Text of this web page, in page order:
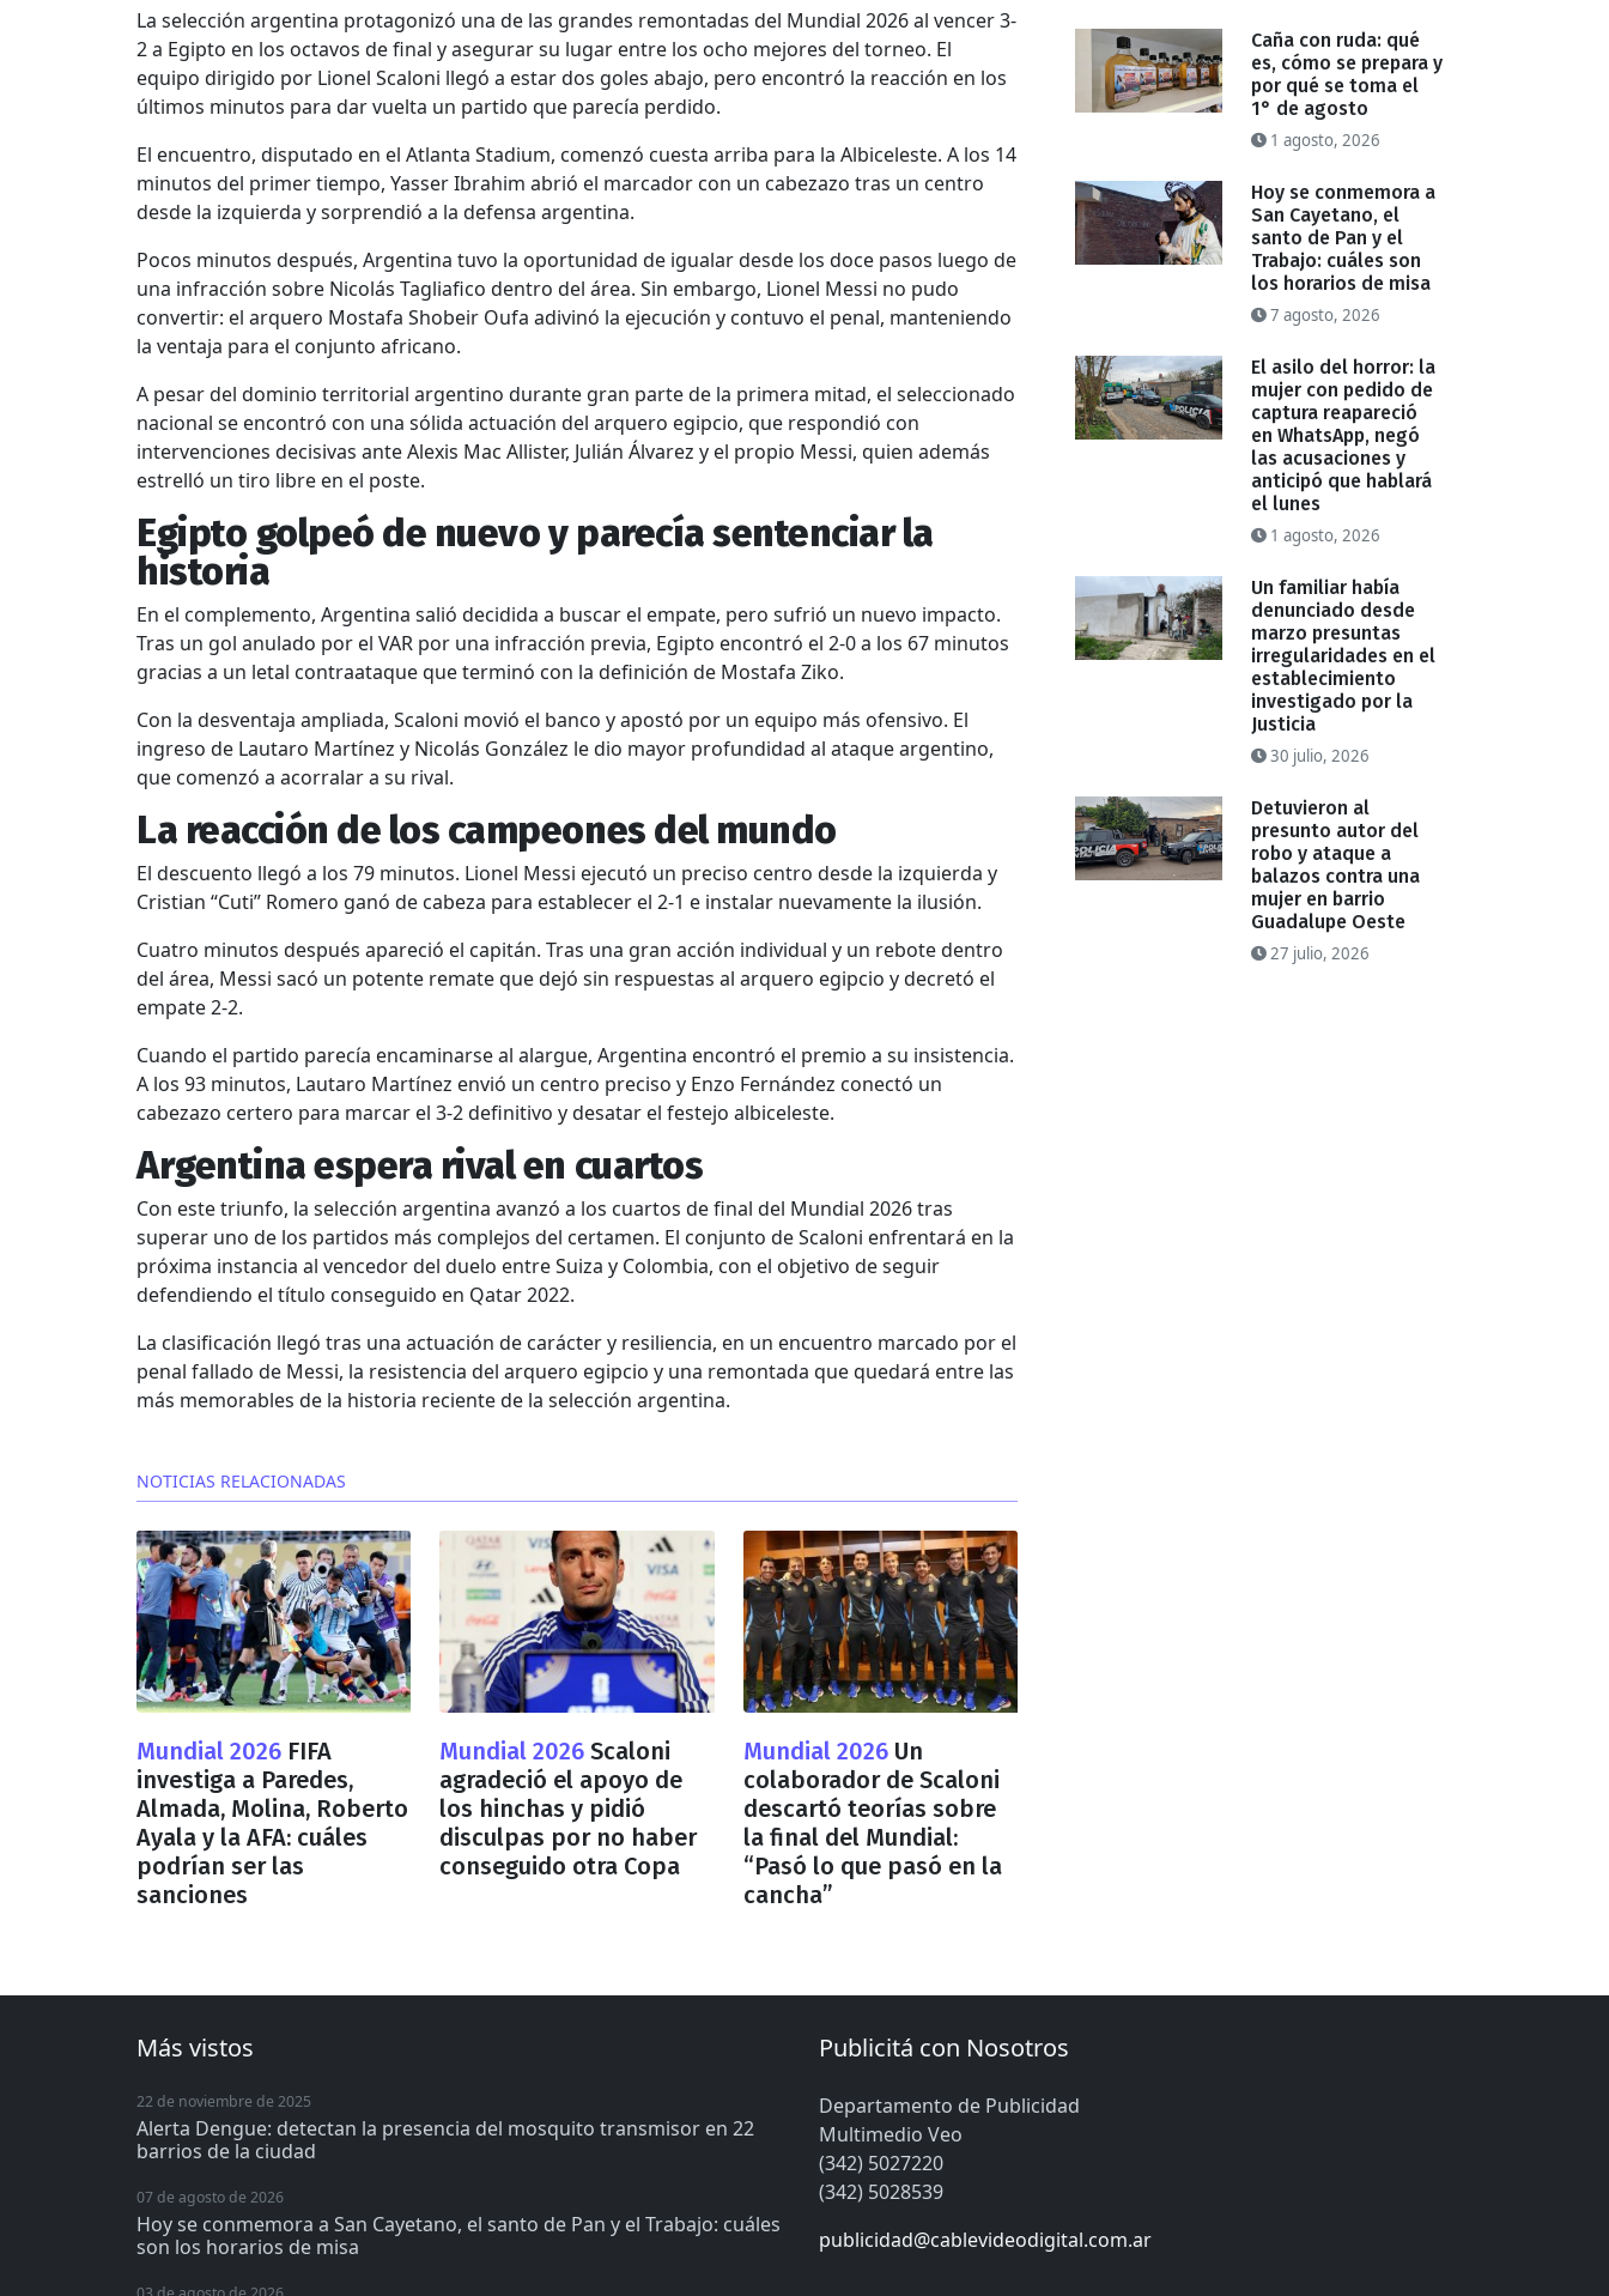
La selección argentina protagonizó una de las grandes remontadas del Mundial 2026 al vencer 3-
2 a Egipto en los octavos de final y asegurar su lugar entre los ocho mejores del torneo. El
equipo dirigido por Lionel Scaloni llegó a estar dos goles abajo, pero encontró la reacción en los
últimos minutos para dar vuelta un partido que parecía perdido.
El encuentro, disputado en el Atlanta Stadium, comenzó cuesta arriba para la Albiceleste. A los 14
minutos del primer tiempo, Yasser Ibrahim abrió el marcador con un cabezazo tras un centro
desde la izquierda y sorprendió a la defensa argentina.
Pocos minutos después, Argentina tuvo la oportunidad de igualar desde los doce pasos luego de
una infracción sobre Nicolás Tagliafico dentro del área. Sin embargo, Lionel Messi no pudo
convertir: el arquero Mostafa Shobeir Oufa adivinó la ejecución y contuvo el penal, manteniendo
la ventaja para el conjunto africano.
A pesar del dominio territorial argentino durante gran parte de la primera mitad, el seleccionado
nacional se encontró con una sólida actuación del arquero egipcio, que respondió con
intervenciones decisivas ante Alexis Mac Allister, Julián Álvarez y el propio Messi, quien además
estrelló un tiro libre en el poste.
Egipto golpeó de nuevo y parecía sentenciar la
historia
En el complemento, Argentina salió decidida a buscar el empate, pero sufrió un nuevo impacto.
Tras un gol anulado por el VAR por una infracción previa, Egipto encontró el 2-0 a los 67 minutos
gracias a un letal contraataque que terminó con la definición de Mostafa Ziko.
Con la desventaja ampliada, Scaloni movió el banco y apostó por un equipo más ofensivo. El
ingreso de Lautaro Martínez y Nicolás González le dio mayor profundidad al ataque argentino,
que comenzó a acorralar a su rival.
La reacción de los campeones del mundo
El descuento llegó a los 79 minutos. Lionel Messi ejecutó un preciso centro desde la izquierda y
Cristian “Cuti” Romero ganó de cabeza para establecer el 2-1 e instalar nuevamente la ilusión.
Cuatro minutos después apareció el capitán. Tras una gran acción individual y un rebote dentro
del área, Messi sacó un potente remate que dejó sin respuestas al arquero egipcio y decretó el
empate 2-2.
Cuando el partido parecía encaminarse al alargue, Argentina encontró el premio a su insistencia.
A los 93 minutos, Lautaro Martínez envió un centro preciso y Enzo Fernández conectó un
cabezazo certero para marcar el 3-2 definitivo y desatar el festejo albiceleste.
Argentina espera rival en cuartos
Con este triunfo, la selección argentina avanzó a los cuartos de final del Mundial 2026 tras
superar uno de los partidos más complejos del certamen. El conjunto de Scaloni enfrentará en la
próxima instancia al vencedor del duelo entre Suiza y Colombia, con el objetivo de seguir
defendiendo el título conseguido en Qatar 2022.
La clasificación llegó tras una actuación de carácter y resiliencia, en un encuentro marcado por el
penal fallado de Messi, la resistencia del arquero egipcio y una remontada que quedará entre las
más memorables de la historia reciente de la selección argentina.
NOTICIAS RELACIONADAS
Mundial 2026 FIFA
investiga a Paredes,
Almada, Molina, Roberto
Ayala y la AFA: cuáles
podrían ser las
sanciones
Mundial 2026Scaloni
agradeció el apoyo de
los hinchas y pidió
disculpas por no haber
conseguido otra Copa
Mundial 2026 Un
colaborador de Scaloni
descartó teorías sobre
la final del Mundial:
“Pasó lo que pasó en la
cancha”
Caña con ruda: qué
es, cómo se prepara y
por qué se toma el
1° de agosto
1 agosto, 2026
Hoy se conmemora a
San Cayetano, el
santo de Pan y el
Trabajo: cuáles son
los horarios de misa
7 agosto, 2026
El asilo del horror: la
mujer con pedido de
captura reapareció
en WhatsApp, negó
las acusaciones y
anticipó que hablará
el lunes
1 agosto, 2026
Un familiar había
denunciado desde
marzo presuntas
irregularidades en el
establecimiento
investigado por la
Justicia
30 julio, 2026
Detuvieron al
presunto autor del
robo y ataque a
balazos contra una
mujer en barrio
Guadalupe Oeste
27 julio, 2026
Más vistos
22 de noviembre de 2025
Alerta Dengue: detectan la presencia del mosquito transmisor en 22
barrios de la ciudad
07 de agosto de 2026
Hoy se conmemora a San Cayetano, el santo de Pan y el Trabajo: cuáles
son los horarios de misa
Publicitá con Nosotros
Departamento de Publicidad
Multimedio Veo
(342) 5027220
(342) 5028539
publicidad@cablevideodigital.com.ar